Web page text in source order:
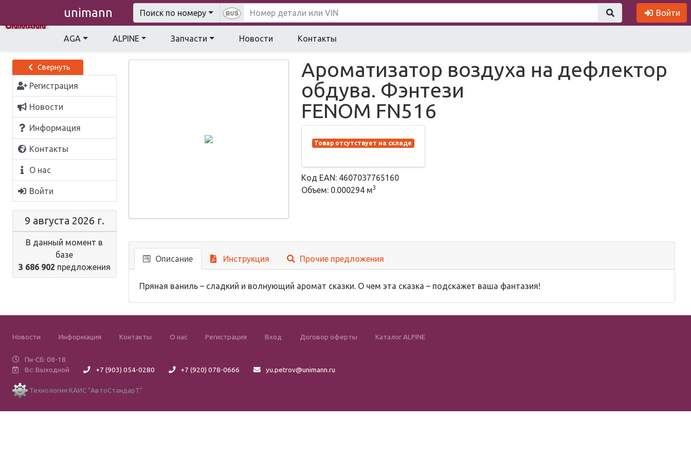
unimann Поиск по номеру Войти
AGA ALPINE Запчасти Новости Контакты
Свернуть
Регистрация
Новости
Информация
Контакты
О нас
Войти
9 августа 2026 г.
В данный момент в
базе
3 686 902 предложения
Ароматизатор воздуха на дефлектор
обдува. Фэнтези
FENOM FN516
Товар отсутствует на складе
Код EAN: 4607037765160
Объем: 0.000294 м3
Описание Инструкция Прочие предложения
Пряная ваниль – сладкий и волнующий аромат сказки. О чем эта сказка – подскажет ваша фантазия!
Новости Информация Контакты О нас Регистрация Вход Договор оферты Каталог ALPINE
Пн-Сб: 08-18
Вс: Выходной
+7 (903) 054-0280 +7 (920) 078-0666 yu.petrov@unimann.ru
Технология КАИС "АвтоСтандарТ"